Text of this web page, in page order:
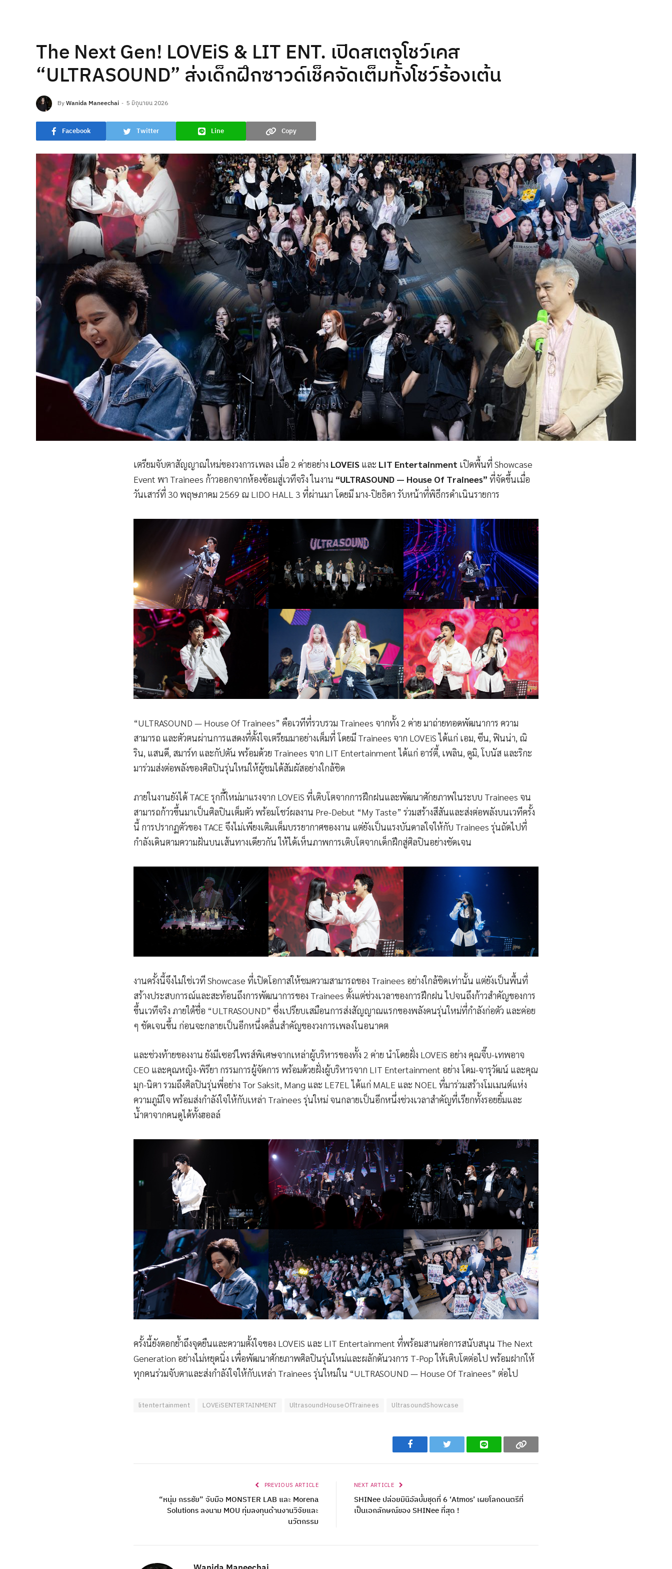
The Next Gen! LOVEiS & LIT ENT. เปิดสเตจโชว์เคส
“ULTRASOUND” ส่งเด็กฝึกซาวด์เช็คจัดเต็มทั้งโชว์ร้องเต้น
ByWanida Maneechai 5 มิถุนายน 2026
Facebook Twitter Line Copy
เตรียมจับตาสัญญาณใหม่ของวงการเพลง เมื่อ 2 ค่ายอย่าง LOVEiS และ LIT Entertainment เปิดพื้นที่ Showcase
Event พา Trainees ก้าวออกจากห้องซ้อมสู่เวทีจริง ในงาน “ULTRASOUND — House Of Trainees” ที่จัดขึ้นเมื่อ
วันเสาร์ที่ 30 พฤษภาคม 2569 ณ LIDO HALL 3 ที่ผ่านมา โดยมี มาง-ปิยธิดา รับหน้าที่พิธีกรดำเนินรายการ
“ULTRASOUND — House Of Trainees” คือเวทีที่รวบรวม Trainees จากทั้ง 2 ค่าย มาถ่ายทอดพัฒนาการ ความ
สามารถ และตัวตนผ่านการแสดงที่ตั้งใจเตรียมมาอย่างเต็มที่ โดยมี Trainees จาก LOVEiS ได้แก่ เอม, ซีน, ฟินน่า, ณิ
ริน, แสนดี, สมาร์ท และกัปตัน พร้อมด้วย Trainees จาก LIT Entertainment ได้แก่ อาร์ตี้, เพลิน, คูมิ, โบนัส และริกะ
มาร่วมส่งต่อพลังของศิลปินรุ่นใหม่ให้ผู้ชมได้สัมผัสอย่างใกล้ชิด
ภายในงานยังได้ TACE รุกกี้ใหม่มาแรงจาก LOVEiS ที่เติบโตจากการฝึกฝนและพัฒนาศักยภาพในระบบ Trainees จน
สามารถก้าวขึ้นมาเป็นศิลปินเต็มตัว พร้อมโชว์ผลงาน Pre-Debut “My Taste” ร่วมสร้างสีสันและส่งต่อพลังบนเวทีครั้ง
นี้ การปรากฏตัวของ TACE จึงไม่เพียงเติมเต็มบรรยากาศของงาน แต่ยังเป็นแรงบันดาลใจให้กับ Trainees รุ่นถัดไปที่
กำลังเดินตามความฝันบนเส้นทางเดียวกัน ให้ได้เห็นภาพการเติบโตจากเด็กฝึกสู่ศิลปินอย่างชัดเจน
งานครั้งนี้จึงไม่ใช่เวที Showcase ที่เปิดโอกาสให้ชมความสามารถของ Trainees อย่างใกล้ชิดเท่านั้น แต่ยังเป็นพื้นที่
สร้างประสบการณ์และสะท้อนถึงการพัฒนาการของ Trainees ตั้งแต่ช่วงเวลาของการฝึกฝน ไปจนถึงก้าวสำคัญของการ
ขึ้นเวทีจริง ภายใต้ชื่อ “ULTRASOUND” ซึ่งเปรียบเสมือนการส่งสัญญาณแรกของพลังคนรุ่นใหม่ที่กำลังก่อตัว และค่อย
ๆ ชัดเจนขึ้น ก่อนจะกลายเป็นอีกหนึ่งคลื่นสำคัญของวงการเพลงในอนาคต
และช่วงท้ายของงาน ยังมีเซอร์ไพรส์พิเศษจากเหล่าผู้บริหารของทั้ง 2 ค่าย นำโดยฝั่ง LOVEiS อย่าง คุณจี๊บ-เทพอาจ
CEO และคุณหญิง-พิรียา กรรมการผู้จัดการ พร้อมด้วยฝั่งผู้บริหารจาก LIT Entertainment อย่าง โดม-จารุวัฒน์ และคุณ
มุก-นิตา รวมถึงศิลปินรุ่นพี่อย่าง Tor Saksit, Mang และ LE7EL ได้แก่ MALE และ NOEL ที่มาร่วมสร้างโมเมนต์แห่ง
ความภูมิใจ พร้อมส่งกำลังใจให้กับเหล่า Trainees รุ่นใหม่ จนกลายเป็นอีกหนึ่งช่วงเวลาสำคัญที่เรียกทั้งรอยยิ้มและ
น้ำตาจากคนดูได้ทั้งฮอลล์
ครั้งนี้ยังตอกย้ำถึงจุดยืนและความตั้งใจของ LOVEiS และ LIT Entertainment ที่พร้อมสานต่อการสนับสนุน The Next
Generation อย่างไม่หยุดนิ่ง เพื่อพัฒนาศักยภาพศิลปินรุ่นใหม่และผลักดันวงการ T-Pop ให้เติบโตต่อไป พร้อมฝากให้
ทุกคนร่วมจับตาและส่งกำลังใจให้กับเหล่า Trainees รุ่นใหม่ใน “ULTRASOUND — House Of Trainees” ต่อไป
litentertainment LOVEiSENTERTAINMENT UltrasoundHouseOfTrainees UltrasoundShowcase
Facebook Twitter Line Copy
PREVIOUS ARTICLE
“หนุ่ม กรรชัย” จับมือ MONSTER LAB และ Morena
Solutions ลงนาม MOU ทุ่มลงทุนด้านงานวิจัยและ
นวัตกรรม
NEXT ARTICLE
SHINee ปล่อยมินิอัลบั้มชุดที่ 6 ‘Atmos’ เผยโลกดนตรีที่
เป็นเอกลักษณ์ของ SHINee ที่สุด !